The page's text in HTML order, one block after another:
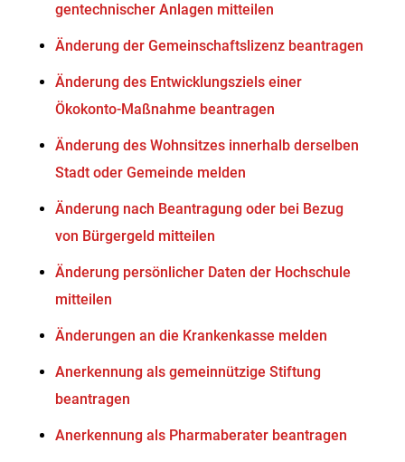
gentechnischer Anlagen mitteilen
Änderung der Gemeinschaftslizenz beantragen
Änderung des Entwicklungsziels einer
Ökokonto-Maßnahme beantragen
Änderung des Wohnsitzes innerhalb derselben
Stadt oder Gemeinde melden
Änderung nach Beantragung oder bei Bezug
von Bürgergeld mitteilen
Änderung persönlicher Daten der Hochschule
mitteilen
Änderungen an die Krankenkasse melden
Anerkennung als gemeinnützige Stiftung
beantragen
Anerkennung als Pharmaberater beantragen